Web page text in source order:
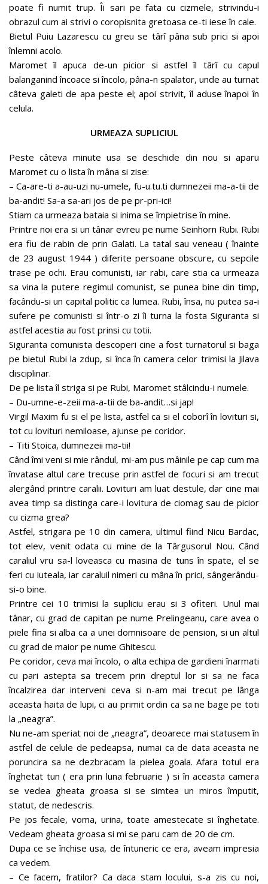
poate fi numit trup. Îi sari pe fata cu cizmele, strivindu-i
obrazul cum ai strivi o coropisnita gretoasa ce-ti iese în cale.
Bietul Puiu Lazarescu cu greu se târî pâna sub prici si apoi
înlemni acolo.
Maromet îl apuca de-un picior si astfel îl târî cu capul
balanganind încoace si încolo, pâna-n spalator, unde au turnat
câteva galeti de apa peste el; apoi strivit, îl aduse înapoi în
celula.
URMEAZA SUPLICIUL
Peste câteva minute usa se deschide din nou si aparu
Maromet cu o lista în mâna si zise:
– Ca-are-ti a-au-uzi nu-umele, fu-u.tu.ti dumnezeii ma-a-tii de
ba-andit! Sa-a sa-ari jos de pe pr-pri-ici!
Stiam ca urmeaza bataia si inima se împietrise în mine.
Printre noi era si un tânar evreu pe nume Seinhorn Rubi. Rubi
era fiu de rabin de prin Galati. La tatal sau veneau ( înainte
de 23 august 1944 ) diferite persoane obscure, cu sepcile
trase pe ochi. Erau comunisti, iar rabi, care stia ca urmeaza
sa vina la putere regimul comunist, se punea bine din timp,
facându-si un capital politic ca lumea. Rubi, însa, nu putea sa-i
sufere pe comunisti si într-o zi îi turna la fosta Siguranta si
astfel acestia au fost prinsi cu totii.
Siguranta comunista descoperi cine a fost turnatorul si baga
pe bietul Rubi la zdup, si înca în camera celor trimisi la Jilava
disciplinar.
De pe lista îl striga si pe Rubi, Maromet stâlcindu-i numele.
– Du-umne-e-zeii ma-a-tii de ba-andit…si jap!
Virgil Maxim fu si el pe lista, astfel ca si el coborî în lovituri si,
tot cu lovituri nemiloase, ajunse pe coridor.
– Titi Stoica, dumnezeii ma-tii!
Când îmi veni si mie rândul, mi-am pus mâinile pe cap cum ma
învatase altul care trecuse prin astfel de focuri si am trecut
alergând printre caralii. Lovituri am luat destule, dar cine mai
avea timp sa distinga care-i lovitura de ciomag sau de picior
cu cizma grea?
Astfel, strigara pe 10 din camera, ultimul fiind Nicu Bardac,
tot elev, venit odata cu mine de la Târgusorul Nou. Când
caraliul vru sa-l loveasca cu masina de tuns în spate, el se
feri cu iuteala, iar caraluil nimeri cu mâna în prici, sângerându-
si-o bine.
Printre cei 10 trimisi la supliciu erau si 3 ofiteri. Unul mai
tânar, cu grad de capitan pe nume Prelingeanu, care avea o
piele fina si alba ca a unei domnisoare de pension, si un altul
cu grad de maior pe nume Ghitescu.
Pe coridor, ceva mai încolo, o alta echipa de gardieni înarmati
cu pari astepta sa trecem prin dreptul lor si sa ne faca
încalzirea dar interveni ceva si n-am mai trecut pe lânga
aceasta haita de lupi, ci au primit ordin ca sa ne bage pe toti
la „neagra”.
Nu ne-am speriat noi de „neagra”, deoarece mai statusem în
astfel de celule de pedeapsa, numai ca de data aceasta ne
poruncira sa ne dezbracam la pielea goala. Afara totul era
înghetat tun ( era prin luna februarie ) si în aceasta camera
se vedea gheata groasa si se simtea un miros împutit,
statut, de nedescris.
Pe jos fecale, voma, urina, toate amestecate si înghetate.
Vedeam gheata groasa si mi se paru cam de 20 de cm.
Dupa ce se închise usa, de întuneric ce era, aveam impresia
ca vedem.
– Ce facem, fratilor? Ca daca stam locului, s-a zis cu noi,